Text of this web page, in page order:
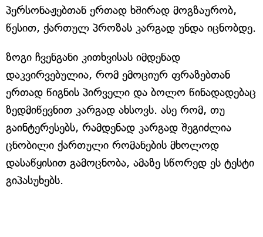
პერსონაჟებთან ერთად ხშირად მოგზაურობ,
წესით, ქართულ პროზას კარგად უნდა იცნობდე.
ზოგი ჩვენგანი კითხვისას იმდენად
დაკვირვებულია, რომ ემოციურ ფრაზებთან
ერთად წიგნის პირველი და ბოლო წინადადებაც
ზედმიწევნით კარგად ახსოვს. ასე რომ, თუ
გაინტერესებს, რამდენად კარგად შეგიძლია
ცნობილი ქართული რომანების მხოლოდ
დასაწყისით გამოცნობა, ამაზე სწორედ ეს ტესტი
გიპასუხებს.